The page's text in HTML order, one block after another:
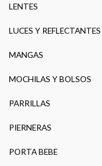
LENTES
LUCES Y REFLECTANTES
MANGAS
MOCHILAS Y BOLSOS
PARRILLAS
PIERNERAS
PORTA BEBE